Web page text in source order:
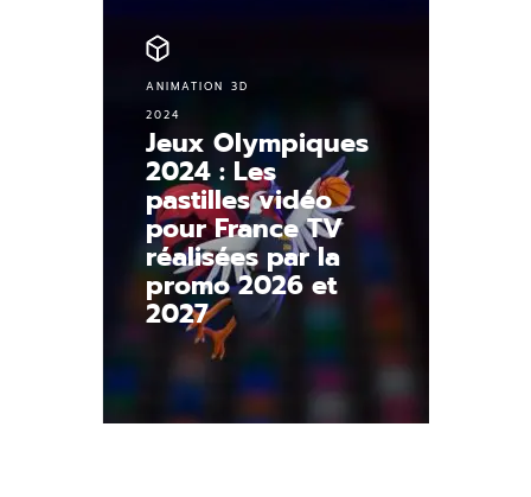
ANIMATION 3D
2024
Jeux Olympiques
2024 : Les
pastilles vidéo
pour France TV
réalisées par la
promo 2026 et
2027
Découvrir.